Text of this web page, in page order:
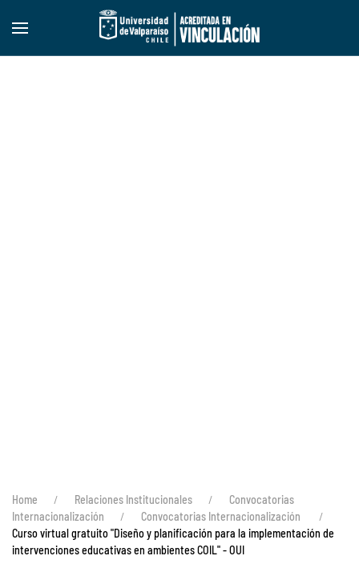
Skip to main content
Home Relaciones Institucionales
Convocatorias
Internacionalización
Convocatorias Internacionalización
Curso virtual gratuito "Diseño y planificación para la implementación de
intervenciones educativas en ambientes COIL" - OUI